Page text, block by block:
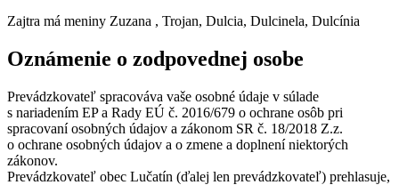
Zajtra má meniny Zuzana , Trojan, Dulcia, Dulcinela, Dulcínia
Oznámenie o zodpovednej osobe
Prevádzkovateľ spracováva vaše osobné údaje v súlade
s nariadením EP a Rady EÚ č. 2016/679 o ochrane osôb pri
spracovaní osobných údajov a zákonom SR č. 18/2018 Z.z.
o ochrane osobných údajov a o zmene a doplnení niektorých
zákonov.
Prevádzkovateľ obec Lučatín (ďalej len prevádzkovateľ) prehlasuje,